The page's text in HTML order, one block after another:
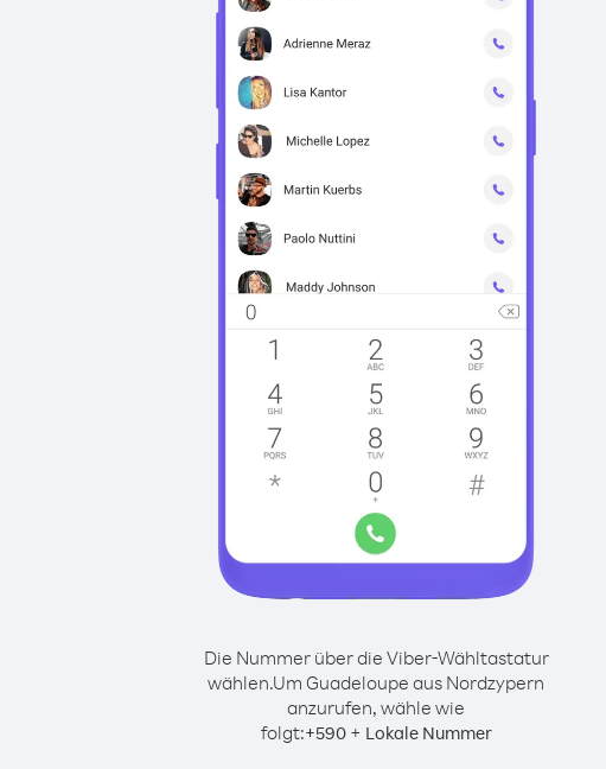
Die Nummer über die Viber-Wähltastatur
wählen.Um Guadeloupe aus Nordzypern
anzurufen, wähle wie
folgt:+590+ Lokale Nummer